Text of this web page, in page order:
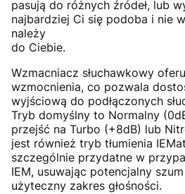
pasują do różnych źródeł, lub
najbardziej Ci się podoba i nie
należy
do Ciebie.
Wzmacniacz słuchawkowy
wzmocnienia, co pozwala
wyjściową do podłączonych
Tryb domyślny to Normalny
przejść na Turbo (+8dB) lub
jest również tryb tłumienia
szczególnie przydatne w
IEM, usuwając potencjalny
użyteczny zakres głośności.